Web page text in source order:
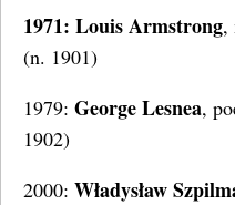
1971: Louis Armstrong,
(n. 1901)
1979: George Lesnea,
1902)
2000: Władysław